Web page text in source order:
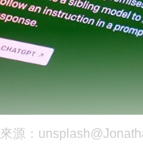
來源：